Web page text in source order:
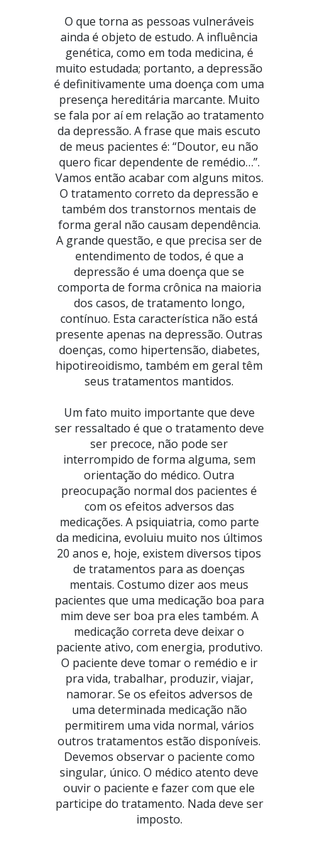
O que torna as pessoas vulneráveis
ainda é objeto de estudo. A influência
genética, como em toda medicina, é
muito estudada; portanto, a depressão
é definitivamente uma doença com uma
presença hereditária marcante. Muito
se fala por aí em relação ao tratamento
da depressão. A frase que mais escuto
de meus pacientes é: “Doutor, eu não
quero ficar dependente de remédio…”.
Vamos então acabar com alguns mitos.
O tratamento correto da depressão e
também dos transtornos mentais de
forma geral não causam dependência.
A grande questão, e que precisa ser de
entendimento de todos, é que a
depressão é uma doença que se
comporta de forma crônica na maioria
dos casos, de tratamento longo,
contínuo. Esta característica não está
presente apenas na depressão. Outras
doenças, como hipertensão, diabetes,
hipotireoidismo, também em geral têm
seus tratamentos mantidos.
Um fato muito importante que deve
ser ressaltado é que o tratamento deve
ser precoce, não pode ser
interrompido de forma alguma, sem
orientação do médico. Outra
preocupação normal dos pacientes é
com os efeitos adversos das
medicações. A psiquiatria, como parte
da medicina, evoluiu muito nos últimos
20 anos e, hoje, existem diversos tipos
de tratamentos para as doenças
mentais. Costumo dizer aos meus
pacientes que uma medicação boa para
mim deve ser boa pra eles também. A
medicação correta deve deixar o
paciente ativo, com energia, produtivo.
O paciente deve tomar o remédio e ir
pra vida, trabalhar, produzir, viajar,
namorar. Se os efeitos adversos de
uma determinada medicação não
permitirem uma vida normal, vários
outros tratamentos estão disponíveis.
Devemos observar o paciente como
singular, único. O médico atento deve
ouvir o paciente e fazer com que ele
participe do tratamento. Nada deve ser
imposto.